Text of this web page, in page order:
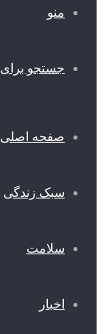
منو
جستجو برای
صفحه اصلی
سبک زندگی
سلامت
اخبار